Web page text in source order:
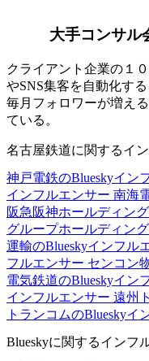
大手コンサル
クライアント企業の１
やSNS集客を自動化す
毎月フォロワーが増え
ている。
名古屋鉄道に関するイ
神戸電鉄のBlueskyイン
インフルエンサー 南海
阪急阪神ホールディン
グループホールディン
運輸のBlueskyインフル
フルエンサー センコン
電気鉄道のBlueskyイン
インフルエンサー 遠州
トランコムのBlueskyイ
Blueskyに関するインフ